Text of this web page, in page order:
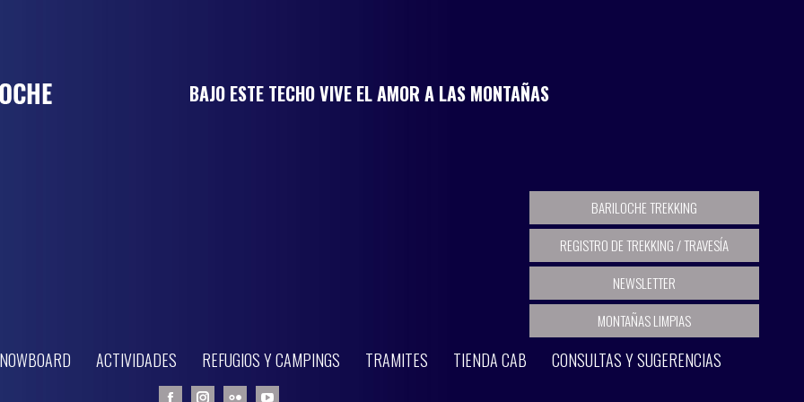
BAJO ESTE TECHO VIVE EL AMOR A LAS MONTAÑAS
BARILOCHE TREKKING
REGISTRO DE TREKKING / TRAVESÍA
NEWSLETTER
MONTAÑAS LIMPIAS
ACTIVIDADES REFUGIOS Y CAMPINGS TRAMITES TIENDA CAB CONSULTAS Y SUGERENCIAS